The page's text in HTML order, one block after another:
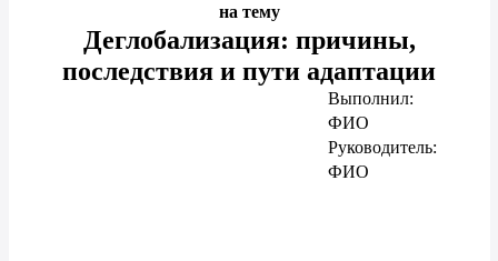
на тему
Деглобализация: причины,
последствия и пути адаптации
Выполнил:
ФИО
Руководитель:
ФИО